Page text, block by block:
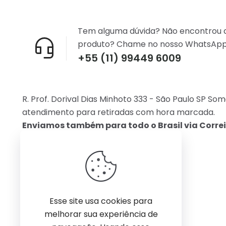
+55 (11) 99449 6009
Tem alguma dúvida? Não encontrou
produto? Chame no nosso
R. Prof. Dorival Dias Minhoto 333 - São Paulo SP
atendimento para retiradas com hora marcada.
Enviamos também para todo o Brasil via
Esse site usa cookies para
melhorar sua experiência de